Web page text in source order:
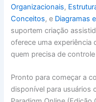
Organizacionais,
Conceitos, e Diagramas
suportem criação
oferece uma experiência
quem precisa de
Pronto para começar a
disponível para usuários